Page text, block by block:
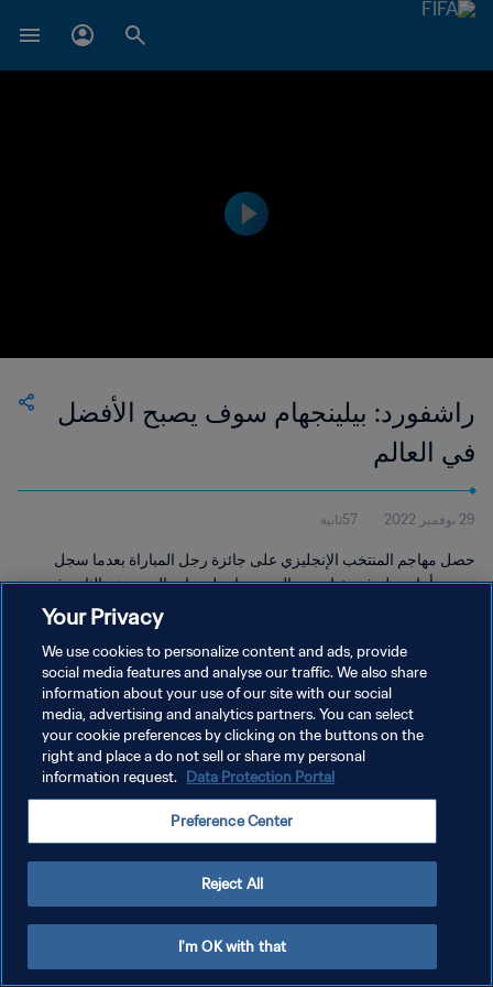
راشفورد: بيلينجهام سوف يصبح الأفضل
في العالم
29 نوفمبر 2022 57ثانية
حصل مهاجم المنتخب الإنجليزي على جائزة رجل المباراة بعدما سجل
مرتين أمام ويلز في ختام دور المجموعات لحساب المجموعة الثانية في
إدارة تفضيلات ملفات تعريف الارتباط
Your Privacy
We use cookies to personalize content and ads, provide
social media features and analyse our traffic. We also share
information about your use of our site with our social
media, advertising and analytics partners. You can select
your cookie preferences by clicking on the buttons on the
right and place a do not sell or share my personal
information request. Data Protection Portal
Preference Center
Reject All
I'm OK with that